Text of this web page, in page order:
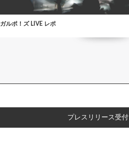
ガルポ！ズ LIVE レポ
プレスリリース受付